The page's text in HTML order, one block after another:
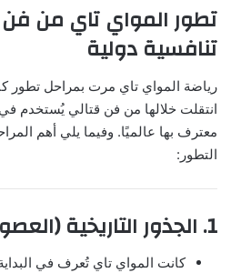
تطور المواي تاي من فن
تنافسية دولية
رياضة المواي تاي مرت بمراحل تطور
انتقلت خلالها من فن قتالي يُستخدم
معترف بها عالميًا. وفيما يلي أهم
التطور:
1. الجذور التاريخية (العصور القديمة):
كانت المواي تاي تُعرف في